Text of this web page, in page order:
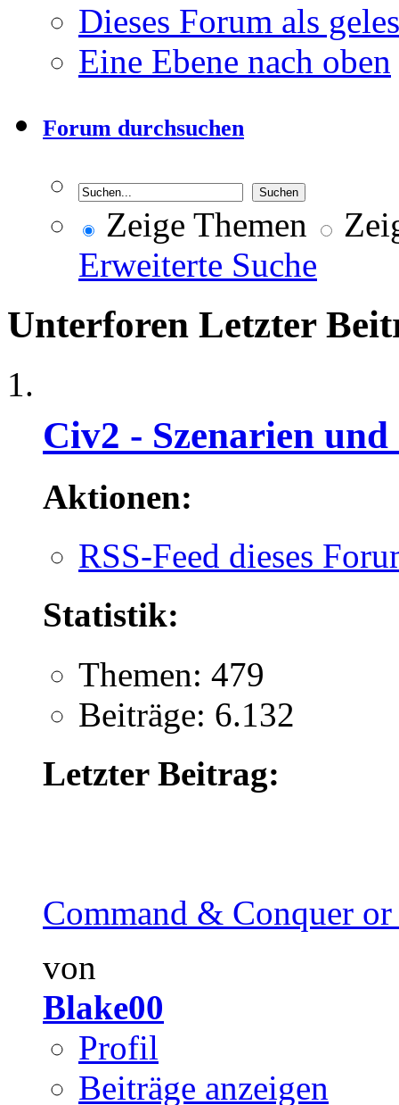
Dieses Forum als
Eine Ebene nach oben
Forum durchsuchen
Zeige Themen
Erweiterte Suche
Unterforen Letzter
Civ2 - Szenarien
Aktionen:
RSS-Feed dieses
Statistik:
Themen: 479
Beiträge: 6.132
Letzter Beitrag:
Command & Conquer or
von
Blake00
Profil
Beiträge anzeigen